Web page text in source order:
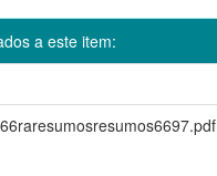
a este item: